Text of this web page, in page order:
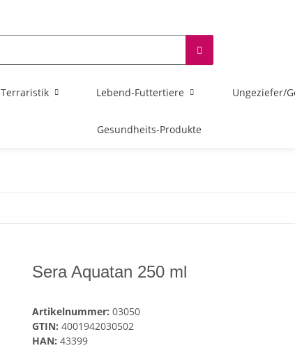
Terraristik Lebend-Futtertiere Ungeziefer/
Gesundheits-Produkte
Sera Aquatan 250 ml
Artikelnummer: 03050
GTIN: 4001942030502
HAN: 43399